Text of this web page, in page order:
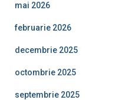
mai 2026
februarie 2026
decembrie 2025
octombrie 2025
septembrie 2025